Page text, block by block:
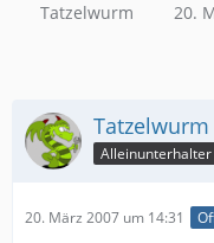
Tatzelwurm 20.
Tatzelwurm
Alleinunterhalter
20. März 2007 um 14:31